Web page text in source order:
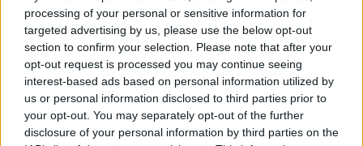
processing of your personal or sensitive information for
targeted advertising by us, please use the below opt-out
section to confirm your selection. Please note that after your
opt-out request is processed you may continue seeing
interest-based ads based on personal information utilized by
us or personal information disclosed to third parties prior to
your opt-out. You may separately opt-out of the further
disclosure of your personal information by third parties on the